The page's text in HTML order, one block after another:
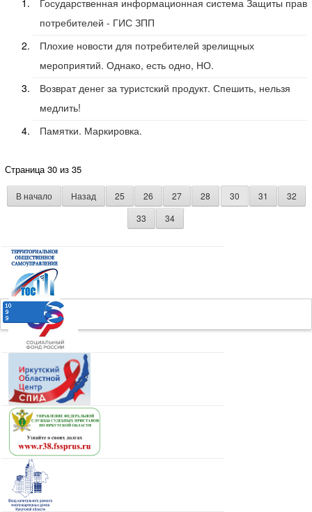
Государственная информационная система Защиты прав
потребителей - ГИС ЗПП
Плохие новости для потребителей зрелищных
мероприятий. Однако, есть одно, НО.
Возврат денег за туристский продукт. Спешить, нельзя
медлить!
Памятки. Маркировка.
Страница 30 из 35
В начало Назад 25 26 27 28 30 31
32
33
34